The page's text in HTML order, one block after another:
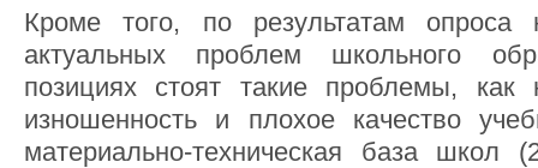
Кроме того, по результатам опроса
актуальных проблем школьного
позициях стоят такие проблемы, как
изношенность и плохое качество
материально-техническая база школ